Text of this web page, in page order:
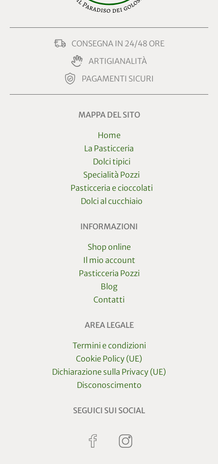
CONSEGNA IN 24/48 ORE
ARTIGIANALITÀ
PAGAMENTI SICURI
MAPPA DEL SITO
Home
La Pasticceria
Dolci tipici
Specialità Pozzi
Pasticceria e cioccolati
Dolci al cucchiaio
INFORMAZIONI
Shop online
Il mio account
Pasticceria Pozzi
Blog
Contatti
AREA LEGALE
Termini e condizioni
Cookie Policy (UE)
Dichiarazione sulla Privacy (UE)
Disconoscimento
SEGUICI SUI SOCIAL